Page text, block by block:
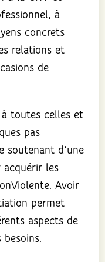
à
concrets
relations et
de
toutes celles et
pas
soutenant d’une
les
Avoir
permet
aspects de
besoins.